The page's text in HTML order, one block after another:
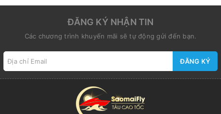
ĐĂNG KÝ NHẬN TIN
Các chương trình khuyến mãi sẽ tự động gửi đến bạn.
ĐĂNG KÝ